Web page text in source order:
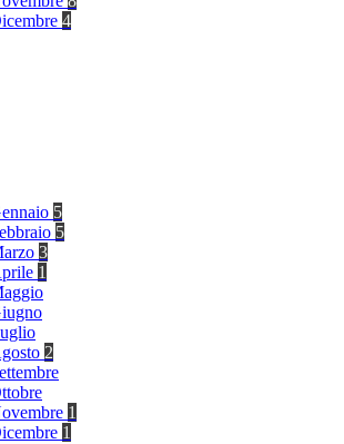
4
5
5
3
1
2
1
1